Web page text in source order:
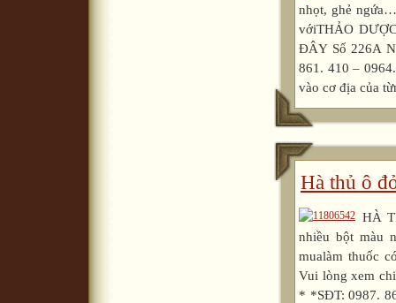
nhọt, ghẻ
vớiTHẢO
ĐÂY Số 226A
861. 410 –
vào cơ địa của
Hà thủ ô
HÀ
nhiều bột màu
mualàm thuốc
Vui lòng xem
* *SĐT: 0987.